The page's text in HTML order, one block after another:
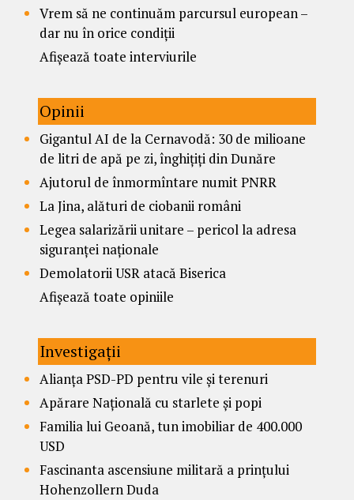
Vrem să ne continuăm parcursul european –
dar nu în orice condiții
Afișează toate interviurile
Opinii
Gigantul AI de la Cernavodă: 30 de milioane
de litri de apă pe zi, înghițiți din Dunăre
Ajutorul de înmormîntare numit PNRR
La Jina, alături de ciobanii români
Legea salarizării unitare – pericol la adresa
siguranței naționale
Demolatorii USR atacă Biserica
Afișează toate opiniile
Investigații
Alianța PSD-PD pentru vile și terenuri
Apărare Națională cu starlete și popi
Familia lui Geoană, tun imobiliar de 400.000
USD
Fascinanta ascensiune militară a prințului
Hohenzollern Duda